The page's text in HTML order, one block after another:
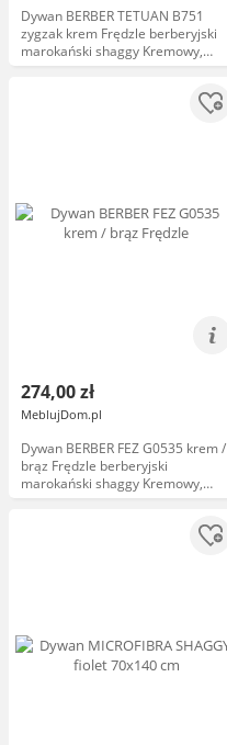
Dywan BERBER TETUAN B751
zygzak krem Frędzle berberyjski
marokański shaggy Kremowy,
70x250
274,00 zł
MeblujDom.pl
Dywan BERBER FEZ G0535 krem /
brąz Frędzle berberyjski
marokański shaggy Kremowy,
70x300